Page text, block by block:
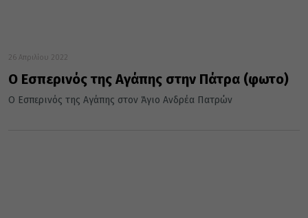
26 Απριλίου 2022
Ο Εσπερινός της Αγάπης στην Πάτρα (φωτο)
Ο Εσπερινός της Αγάπης στον Άγιο Ανδρέα Πατρών